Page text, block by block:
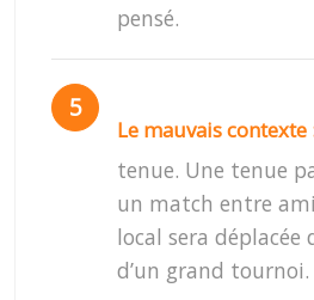
pensé.
Le mauvais contexte
tenue. Une tenue
un match entre
local sera déplacée
d’un grand tournoi.